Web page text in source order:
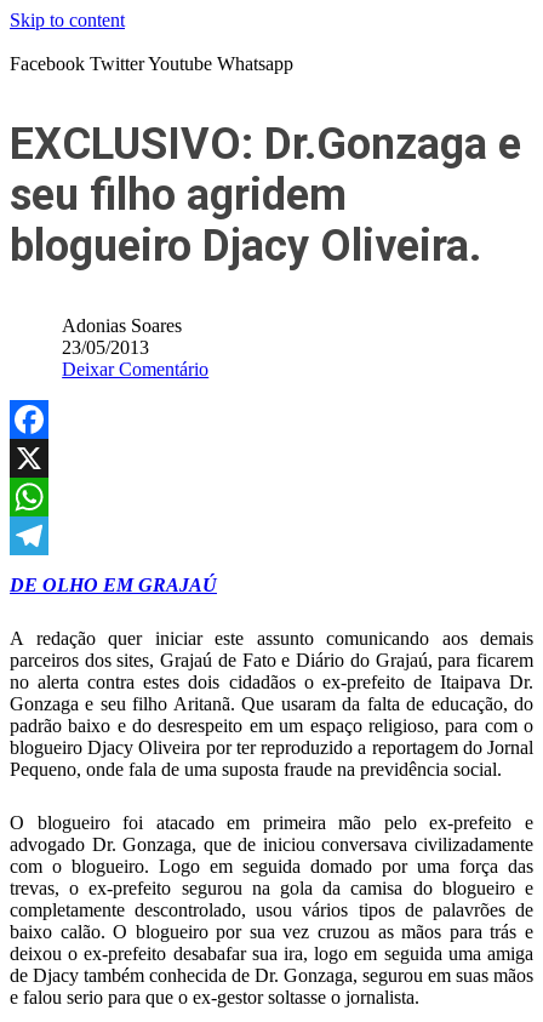
Skip to content
Facebook TwitterYoutube Whatsapp
EXCLUSIVO: Dr.Gonzaga e
seu filho agridem
blogueiro Djacy Oliveira.
Adonias Soares
23/05/2013
Deixar Comentário
Facebook
X
WhatsApp
Telegram
DE OLHO EM GRAJAÚ
A redação quer iniciar este assunto comunicando aos demais
parceiros dos sites, Grajaú de Fato e Diário do Grajaú, para ficarem
no alerta contra estes dois cidadãos o ex-prefeito de Itaipava Dr.
Gonzaga e seu filho Aritanã. Que usaram da falta de educação, do
padrão baixo e do desrespeito em um espaço religioso, para com o
blogueiro Djacy Oliveira por ter reproduzido a reportagem do Jornal
Pequeno, onde fala de uma suposta fraude na previdência social.
O blogueiro foi atacado em primeira mão pelo ex-prefeito e
advogado Dr. Gonzaga, que de iniciou conversava civilizadamente
com o blogueiro. Logo em seguida domado por uma força das
trevas, o ex-prefeito segurou na gola da camisa do blogueiro e
completamente descontrolado, usou vários tipos de palavrões de
baixo calão. O blogueiro por sua vez cruzou as mãos para trás e
deixou o ex-prefeito desabafar sua ira, logo em seguida uma amiga
de Djacy também conhecida de Dr. Gonzaga, segurou em suas mãos
e falou serio para que o ex-gestor soltasse o jornalista.